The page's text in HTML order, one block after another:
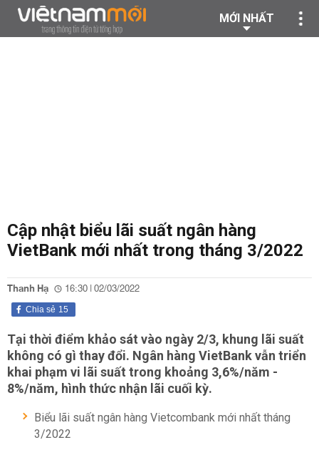
MỚI NHẤT
Cập nhật biểu lãi suất ngân hàng
VietBank mới nhất trong tháng 3/2022
Thanh Hạ 16:30 | 02/03/2022
15
Chia sẻ
Tại thời điểm khảo sát vào ngày 2/3, khung lãi suất
không có gì thay đổi. Ngân hàng VietBank vẫn triển
khai phạm vi lãi suất trong khoảng 3,6%/năm -
8%/năm, hình thức nhận lãi cuối kỳ.
Biểu lãi suất ngân hàng Vietcombank mới nhất tháng
3/2022